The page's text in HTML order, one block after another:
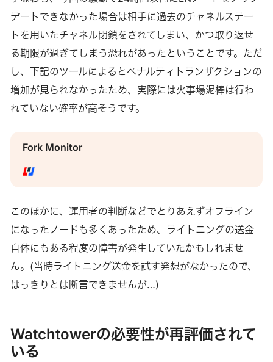
デートできなかった場合は相手に過去のチャネルステー
トを用いたチャネル閉鎖をされてしまい、かつ取り返せ
る期限が過ぎてしまう恐れがあったということです。ただ
し、下記のツールによるとペナルティトランザクションの
増加が見られなかったため、実際には火事場泥棒は行わ
れていない確率が高そうです。
Fork Monitor
このほかに、運用者の判断などでとりあえずオフライン
になったノードも多くあったため、ライトニングの送金
自体にもある程度の障害が発生していたかもしれませ
ん。(当時ライトニング送金を試す発想がなかったので、
はっきりとは断言できませんが…)
Watchtowerの必要性が再評価されて
いる